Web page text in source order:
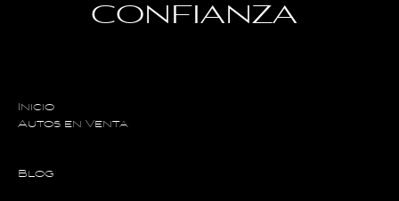
CONFIANZA
Inicio
Autos en Venta
Blog